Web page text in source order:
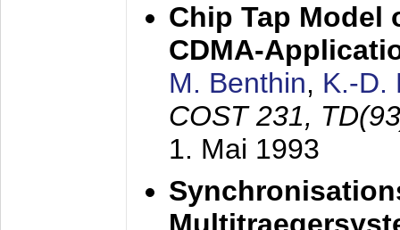
Chip Tap Model
CDMA-
M. Benthin, K.-D.
COST 231,
1. Mai 1993